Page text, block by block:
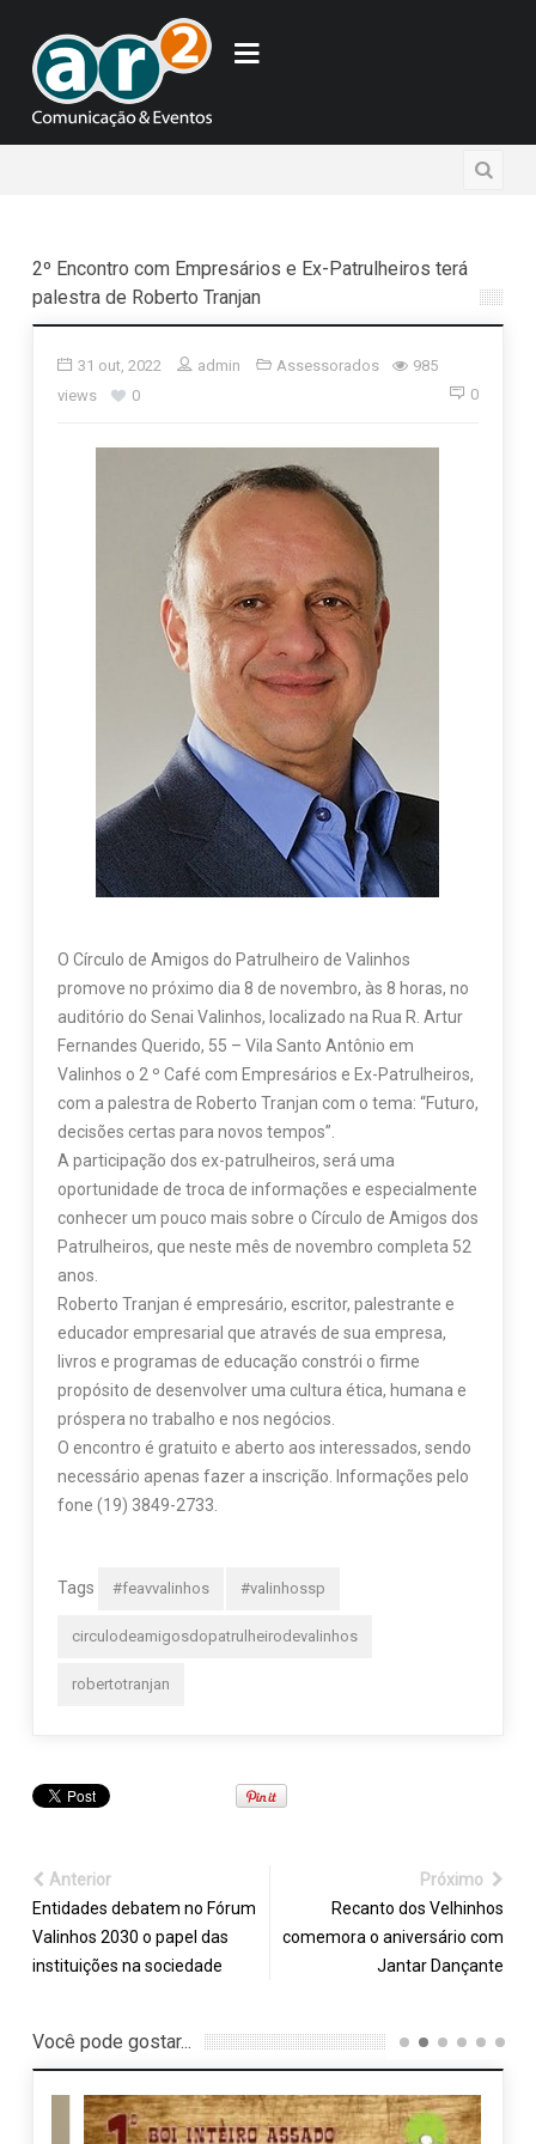
2º Encontro com Empresários e Ex-Patrulheiros terá
palestra de Roberto Tranjan
31 out, 2022 admin Assessorados
985
views
0 0
O Círculo de Amigos do Patrulheiro de Valinhos
promove no próximo dia 8 de novembro, às 8 horas, no
auditório do Senai Valinhos, localizado na Rua R. Artur
Fernandes Querido, 55 – Vila Santo Antônio em
Valinhos o 2 º Café com Empresários e Ex-Patrulheiros,
com a palestra de Roberto Tranjan com o tema: “Futuro,
decisões certas para novos tempos”.
A participação dos ex-patrulheiros, será uma
oportunidade de troca de informações e especialmente
conhecer um pouco mais sobre o Círculo de Amigos dos
Patrulheiros, que neste mês de novembro completa 52
anos.
Roberto Tranjan é empresário, escritor, palestrante e
educador empresarial que através de sua empresa,
livros e programas de educação constrói o firme
propósito de desenvolver uma cultura ética, humana e
próspera no trabalho e nos negócios.
O encontro é gratuito e aberto aos interessados, sendo
necessário apenas fazer a inscrição. Informações pelo
fone (19) 3849-2733.
Tags #feavvalinhos #valinhossp
circulodeamigosdopatrulheirodevalinhos
robertotranjan
Anterior
Entidades debatem no Fórum
Valinhos 2030 o papel das
instituições na sociedade
Próximo
Recanto dos Velhinhos
comemora o aniversário com
Jantar Dançante
Você pode gostar...